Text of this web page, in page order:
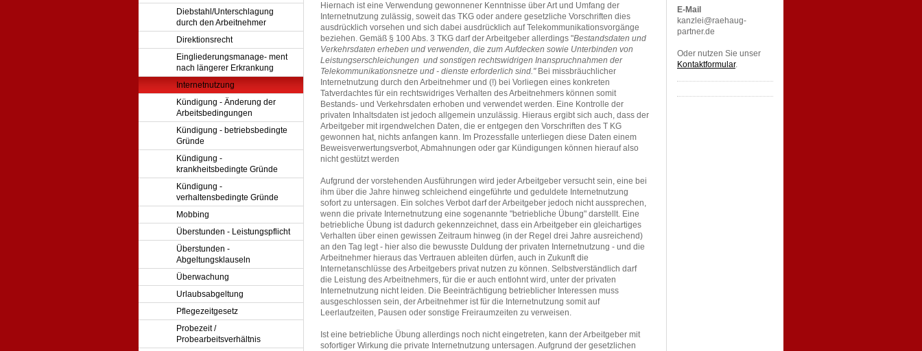
Diebstahl/Unterschlagung
durch den Arbeitnehmer
Direktionsrecht
Eingliederungsmanage- ment
nach längerer Erkrankung
Internetnutzung
Kündigung - Änderung der
Arbeitsbedingungen
Kündigung - betriebsbedingte
Gründe
Kündigung -
krankheitsbedingte Gründe
Kündigung -
verhaltensbedingte Gründe
Mobbing
Überstunden - Leistungspflicht
Überstunden -
Abgeltungsklauseln
Überwachung
Urlaubsabgeltung
Pflegezeitgesetz
Probezeit /
Probearbeitsverhältnis
Hiernach ist eine Verwendung gewonnener Kenntnisse über Art und Umfang der
Internetnutzung zulässig, soweit das TKG oder andere gesetzliche Vorschriften dies
ausdrücklich vorsehen und sich dabei ausdrücklich auf Telekommunikationsvorgänge
beziehen. Gemäß § 100 Abs. 3 TKG darf der Arbeitgeber allerdings "Bestandsdaten und
Verkehrsdaten erheben und verwenden, die zum Aufdecken sowie Unterbinden von
Leistungserschleichungen und sonstigen rechtswidrigen Inanspruchnahmen der
Telekommunikationsnetze und - dienste erforderlich sind."Bei missbräuchlicher
Internetnutzung durch den Arbeitnehmer und (!) bei Vorliegen eines konkreten
Tatverdachtes für ein rechtswidriges Verhalten des Arbeitnehmers können somit
Bestands- und Verkehrsdaten erhoben und verwendet werden. Eine Kontrolle der
privaten Inhaltsdaten ist jedoch allgemein unzulässig. Hieraus ergibt sich auch, dass der
Arbeitgeber mit irgendwelchen Daten, die er entgegen den Vorschriften des T KG
gewonnen hat, nichts anfangen kann. Im Prozessfalle unterliegen diese Daten einem
Beweisverwertungsverbot, Abmahnungen oder gar Kündigungen können hierauf also
nicht gestützt werden
Aufgrund der vorstehenden Ausführungen wird jeder Arbeitgeber versucht sein, eine bei
ihm über die Jahre hinweg schleichend eingeführte und geduldete Internetnutzung
sofort zu untersagen. Ein solches Verbot darf der Arbeitgeber jedoch nicht aussprechen,
wenn die private Internetnutzung eine sogenannte "betriebliche Übung" darstellt. Eine
betriebliche Übung ist dadurch gekennzeichnet, dass ein Arbeitgeber ein gleichartiges
Verhalten über einen gewissen Zeitraum hinweg (in der Regel drei Jahre ausreichend)
an den Tag legt - hier also die bewusste Duldung der privaten Internetnutzung - und die
Arbeitnehmer hieraus das Vertrauen ableiten dürfen, auch in Zukunft die
Internetanschlüsse des Arbeitgebers privat nutzen zu können. Selbstverständlich darf
die Leistung des Arbeitnehmers, für die er auch entlohnt wird, unter der privaten
Internetnutzung nicht leiden. Die Beeinträchtigung betrieblicher Interessen muss
ausgeschlossen sein, der Arbeitnehmer ist für die Internetnutzung somit auf
Leerlaufzeiten, Pausen oder sonstige Freiraumzeiten zu verweisen.
Ist eine betriebliche Übung allerdings noch nicht eingetreten, kann der Arbeitgeber mit
sofortiger Wirkung die private Internetnutzung untersagen. Aufgrund der gesetzlichen
E-Mail
kanzlei@raehaug-
partner.de
Oder nutzen Sie unser
Kontaktformular.